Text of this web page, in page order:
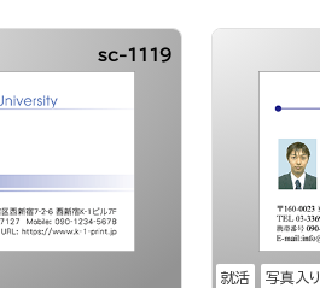
sc-1119
就活 写真入り